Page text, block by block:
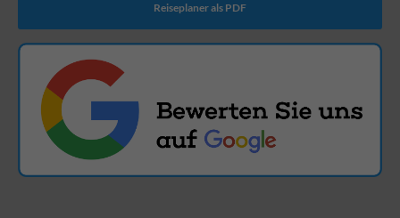
Reiseplaner als PDF